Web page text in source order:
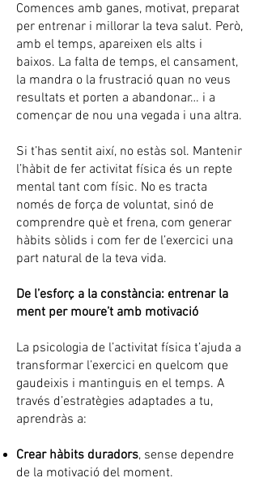
Comences amb ganes, motivat, preparat
per entrenar i millorar la teva salut. Però,
amb el temps, apareixen els alts i
baixos. La falta de temps, el cansament,
la mandra o la frustració quan no veus
resultats et porten a abandonar… i a
començar de nou una vegada i una altra.
Si t’has sentit així, no estàs sol. Mantenir
l’hàbit de fer activitat física és un repte
mental tant com físic. No es tracta
només de força de voluntat, sinó de
comprendre què et frena, com generar
hàbits sòlids i com fer de l’exercici una
part natural de la teva vida.
De l’esforç a la constància: entrenar la
ment per moure’t amb motivació
La psicologia de l’activitat física t’ajuda a
transformar l’exercici en quelcom que
gaudeixis i mantinguis en el temps. A
través d’estratègies adaptades a tu,
aprendràs a:
Crear hàbits duradors, sense dependre
de la motivació del moment.